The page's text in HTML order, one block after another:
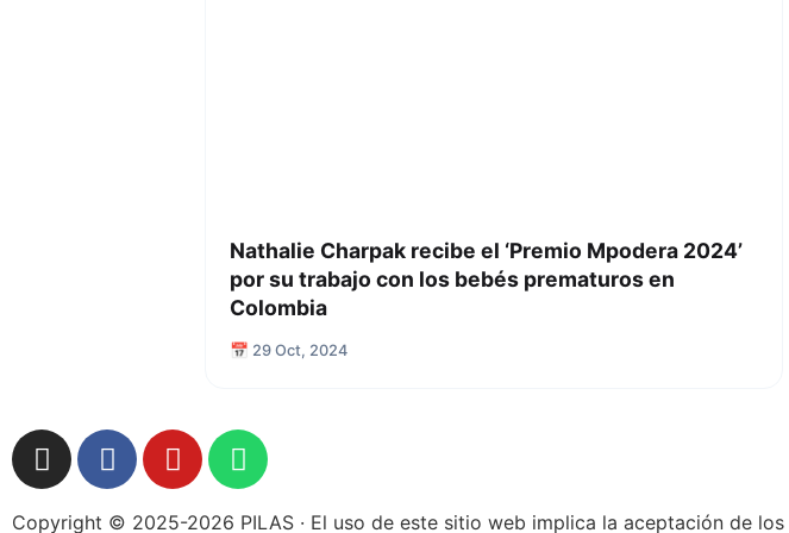
Nathalie Charpak recibe el ‘Premio Mpodera 2024’
por su trabajo con los bebés prematuros en
Colombia
📅 29 Oct, 2024
Copyright © 2025-2026 PILAS · El uso de este sitio web implica la aceptación de los